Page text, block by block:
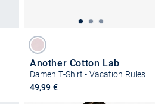
Another Cotton Lab
Damen T-Shirt - Vacation Rules
49,99 €